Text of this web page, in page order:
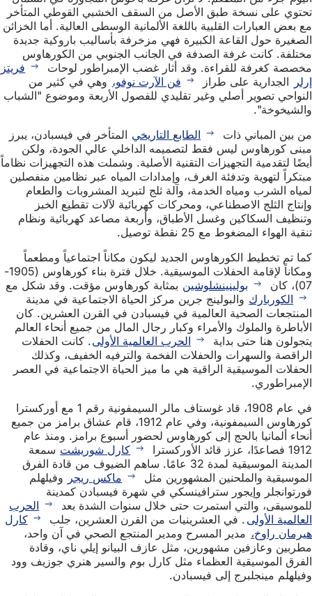
تحتوي على نسخة طبق الأصل من السقف الخشبي القوطي المتأخر
مع بعض العبارات القلبية باللغة الألمانية الوسطى العالية. أما الخزائن
الصغيرة حول القاعة الكبيرة فهي مزخرفة بأساليب باروكية جديدة
مختلفة. كانت غرفة الصدفة في الجانب الجنوبي من الكورهاوس
مخصصة كغرفة للقراءة. وقد أثار غضب الإمبراطور لوحات
فريتز
إرلر
الجدارية على طراز فن الآرت نوفو، وهي في كثير من
النواحي تصوير أصلي وغير تقليدي للفصول الأربعة وموضوع "الشباب
والشيخوخة".
من بين المباني ذات
الطابع التاريخي المتأخر في فيسبادن، يبرز
مبنى كورهاوس ليس فقط لتصميمه الداخلي عالي الجودة، ولكن
أيضًا لتقدمية التجهيزات التقنية الأصلية. وشملت هذه التجهيزات نظاماً
مبتكراً لتهوية وتدفئة الغرف، وإمدادات المياه عبر نظامين منفصلين
لمياه الشرب ومياه الخدمة، وآلة ثلج لتبريد المشروبات والطعام
وإنتاج الثلج الاصطناعي، ومحركات كهربائية لآلات تقطيع الخبز
وتنظيف السكاكين وغسل الأطباق، وأربعة مصاعد كهربائية ونظام
تنقية الهواء المضغوط مع 25 نقطة توصيل.
كما تم تخطيط الكورهاوس الجديد ليكون مكاناً اجتماعياً ومطعماً
ومكاناً لإقامة الحفلات الموسيقية. خلال فترة بناء كورهاوس (1905-
07)، كان
بولينينشلوشين بمثابة كورهاوس مؤقت. وقد شكل مع
الكوربارك والبولينج جرين مركز الحياة الاجتماعية في مدينة
المنتجعات الصحية العالمية في فيسبادن في القرن العشرين. كان
الأباطرة والملوك والأمراء وكبار رجال المال من جميع أنحاء العالم
يتجولون هنا حتى بداية
الحرب العالمية الأولى. كانت الحفلات
الراقصة والسهرات والحفلات الفخمة والترفيه الخفيف، وكذلك
الحفلات الموسيقية الراقية هي ما ميز الحياة الاجتماعية في العصر
الإمبراطوري.
في عام 1908، قاد غوستاف مالر السيمفونية رقم 1 مع أوركسترا
كورهاوس السيمفونية، وفي عام 1912، قام عشاق برامز من جميع
أنحاء ألمانيا بالحج إلى كورهاوس لحضور أسبوع برامز. ومنذ عام
1912 فصاعدًا، عزز قائد الأوركسترا
كارل شوريشت سمعة
المدينة الموسيقية لمدة 32 عامًا. ساهم الضيوف من قادة الفرق
الموسيقية والملحنين المشهورين مثل
ماكس ريجر وفيلهلم
فورتوانجلر وإيجور سترافينسكي في شهرة فيسبادن كمدينة
للموسيقى، والتي استمرت حتى خلال سنوات الشدة بعد
الحرب
العالمية الأولى . في العشرينيات من القرن العشرين، جلب
كارل
هيرمان راوخ، مدير المسرح ومدير المنتجع الصحي في آن واحد،
مطربين وعازفين مشهورين، مثل عازف البيانو إيلي ناي، وقادة
الفرق الموسيقية العظماء مثل كارل بوم والسير هنري جوزيف وود
وفيلهلم مينجلبرج إلى فيسبادن.